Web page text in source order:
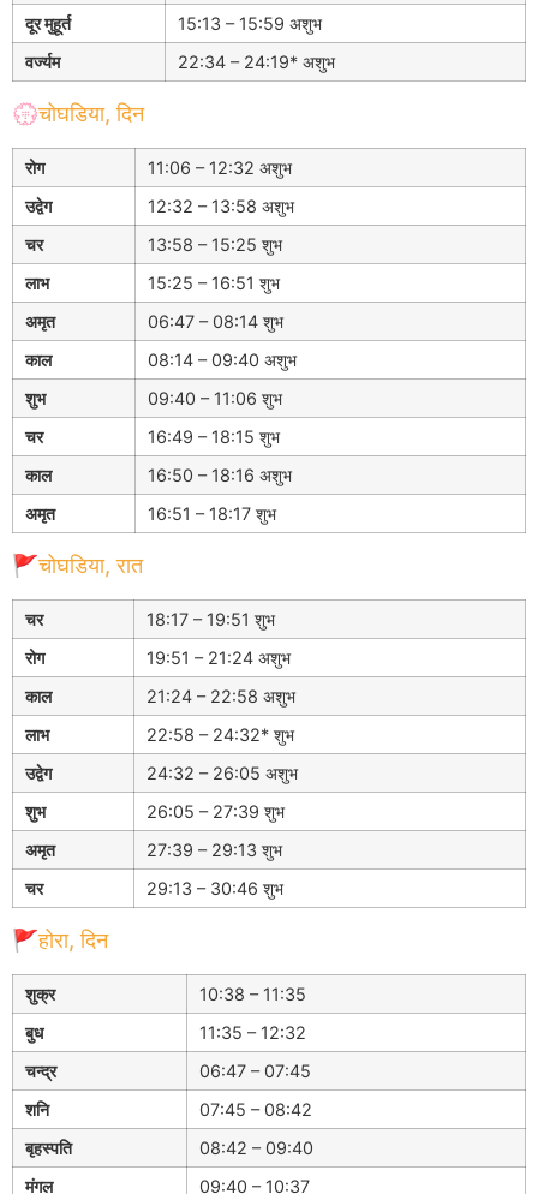
दूर मुहूर्त
15:13 – 15:59 अशुभ
वर्ज्यम
22:34 – 24:19* अशुभ
💮चोघडिया, दिन
रोग
11:06 – 12:32 अशुभ
उद्वेग
12:32 – 13:58 अशुभ
चर
13:58 – 15:25 शुभ
लाभ
15:25 – 16:51 शुभ
अमृत
06:47 – 08:14 शुभ
काल
08:14 – 09:40 अशुभ
शुभ
09:40 – 11:06 शुभ
चर
16:49 – 18:15 शुभ
काल
16:50 – 18:16 अशुभ
अमृत
16:51 – 18:17 शुभ
🚩चोघडिया, रात
चर
18:17 – 19:51 शुभ
रोग
19:51 – 21:24 अशुभ
काल
21:24 – 22:58 अशुभ
लाभ
22:58 – 24:32* शुभ
उद्वेग
24:32 – 26:05 अशुभ
शुभ
26:05 – 27:39 शुभ
अमृत
27:39 – 29:13 शुभ
चर
29:13 – 30:46 शुभ
🚩होरा, दिन
शुक्र
10:38 – 11:35
बुध
11:35 – 12:32
चन्द्र
06:47 – 07:45
शनि
07:45 – 08:42
बृहस्पति
08:42 – 09:40
मंगल
09:40 – 10:37